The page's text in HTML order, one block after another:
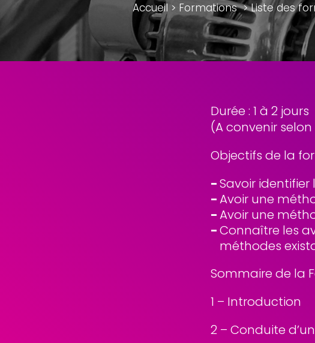
Accueil > Formations >Liste des
Durée : 1 à 2 jours
(A convenir
Objectifs de la
Savoir identifier
Avoir une
Avoir une
Connaître les
méthodes
Sommaire de la
1 – Introduction
2 – Conduite